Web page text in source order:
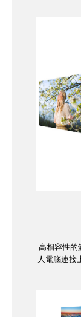
高相容性的
人電腦連接